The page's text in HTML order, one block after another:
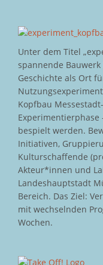
Unter dem Titel
spannende
Geschichte als Ort
Kopfbau
bespielt werden.
Initiativen,
Kulturschaffende
Akteur*innen und
Landeshauptstadt
Bereich. Das Ziel:
mit wechselnden
Wochen.